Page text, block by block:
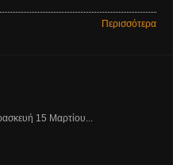
Περισσότερα
15 Μαρτίου...